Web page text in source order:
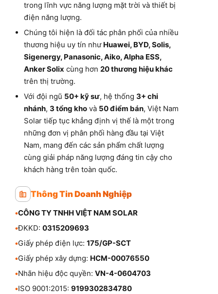
trong lĩnh vực năng lượng mặt trời và thiết bị
điện năng lượng.
Chúng tôi hiện là đối tác phân phối của nhiều
thương hiệu uy tín như Huawei, BYD, Solis,
Sigenergy, Panasonic, Aiko, Alpha ESS,
Anker Solix cùng hơn 20 thương hiệu khác
trên thị trường.
Với đội ngũ 50+ kỹ sư, hệ thống 3+ chi
nhánh, 3 tổng kho và 50 điểm bán, Việt Nam
Solar tiếp tục khẳng định vị thế là một trong
những đơn vị phân phối hàng đầu tại Việt
Nam, mang đến các sản phẩm chất lượng
cùng giải pháp năng lượng đáng tin cậy cho
khách hàng trên toàn quốc.
Thông Tin Doanh Nghiệp
•CÔNG TY TNHH VIỆT NAM SOLAR
•ĐKKD: 0315209693
•Giấy phép điện lực: 175/GP-SCT
•Giấy phép xây dựng: HCM-00076550
•Nhãn hiệu độc quyền: VN-4-0604703
•ISO 9001:2015: 9199302834780